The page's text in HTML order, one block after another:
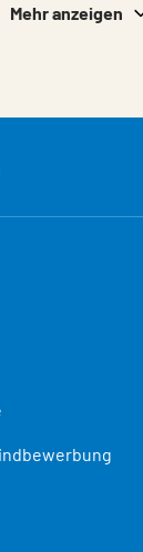
Mehr anzeigen